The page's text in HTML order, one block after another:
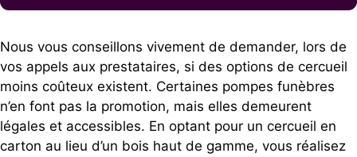
Nous vous conseillons vivement de demander, lors de
vos appels aux prestataires, si des options de cercueil
moins coûteux existent. Certaines pompes funèbres
n’en font pas la promotion, mais elles demeurent
légales et accessibles. En optant pour un cercueil en
carton au lieu d’un bois haut de gamme, vous réalisez